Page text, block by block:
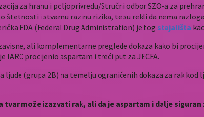
za hranu i poljoprivredu/Stručni odbor SZO-a za
štetnosti i stvarnu razinu rizika, te su rekli da nema
FDA (Federal Drug Administration) je tog stajališta
ali komplementarne preglede dokaza kako bi
IARC procijenio aspartam i treći put za JECFA.
(grupa 2B) na temelju ograničenih dokaza za rak kod
može izazvati rak, ali da je aspartam i dalje